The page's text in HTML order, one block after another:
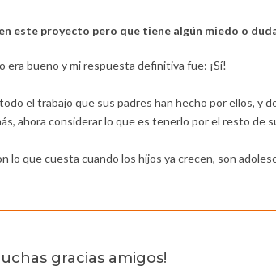
este proyecto pero que tiene algún miedo o
era bueno y mi respuesta definitiva fue: ¡Sí!
el trabajo que sus padres han hecho por ellos, y
ahora considerar lo que es tenerlo por el resto de
lo que cuesta cuando los hijos ya crecen, son
gracias amigos!